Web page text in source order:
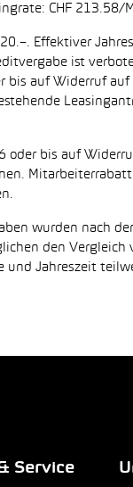
CHF 213.58/
Effektiver
ist
bis auf Widerruf
bis auf
wurden nach
den
Jahreszeit
Service